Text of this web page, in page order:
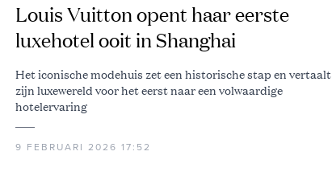
Louis Vuitton opent haar eerste
luxehotel ooit in Shanghai
Het iconische modehuis zet een historische stap en vertaalt
zijn luxewereld voor het eerst naar een volwaardige
hotelervaring
9 FEBRUARI 2026 17:52